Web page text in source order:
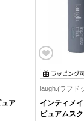
ア
laugh.(ラフド
インティメ
ピュアムス